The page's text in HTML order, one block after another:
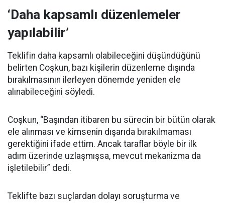
‘Daha kapsamlı düzenlemeler
yapılabilir’
Teklifin daha kapsamlı olabileceğini düşündüğünü
belirten Coşkun, bazı kişilerin düzenleme dışında
bırakılmasının ilerleyen dönemde yeniden ele
alınabileceğini söyledi.
Coşkun, “Başından itibaren bu sürecin bir bütün olarak
ele alınması ve kimsenin dışarıda bırakılmaması
gerektiğini ifade ettim. Ancak taraflar böyle bir ilk
adım üzerinde uzlaşmışsa, mevcut mekanizma da
işletilebilir” dedi.
Teklifte bazı suçlardan dolayı soruşturma ve